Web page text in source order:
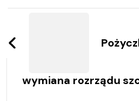
wpisy
wymiana rozrządu